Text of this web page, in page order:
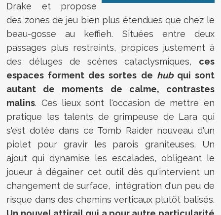
Drake et propose
des zones de jeu bien plus étendues que chez le
beau-gosse au keffieh. Situées entre deux
passages plus restreints, propices justement à
des déluges de scènes cataclysmiques, ces
espaces forment des sortes de hubqui sont
autant de moments de calme, contrastes
malins. Ces lieux sont l'occasion de mettre en
pratique les talents de grimpeuse de Lara qui
s'est dotée dans ce Tomb Raider nouveau d'un
piolet pour gravir les parois graniteuses. Un
ajout qui dynamise les escalades, obligeant le
joueur à dégainer cet outil dès qu'intervient un
changement de surface, intégration d'un peu de
risque dans des chemins verticaux plutôt balisés.